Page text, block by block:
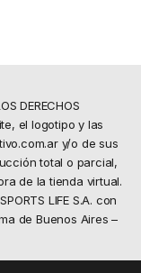
DERECHOS
el logotipo y las
y/o de sus
total o parcial,
de la tienda virtual.
LIFE S.A. con
de Buenos Aires –